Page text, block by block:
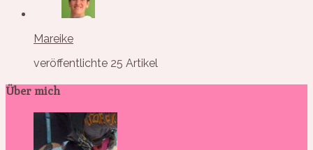
Mareike
veröffentlichte 25 Artikel
Über mich